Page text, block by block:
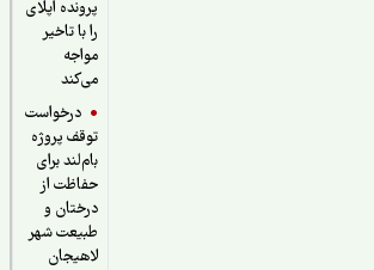
پرونده اپلای
را با تاخیر
درخواست
توقف پروژه
بام‌لند برای
حفاظت از
درختان و
طبیعت شهر
لاهیجان